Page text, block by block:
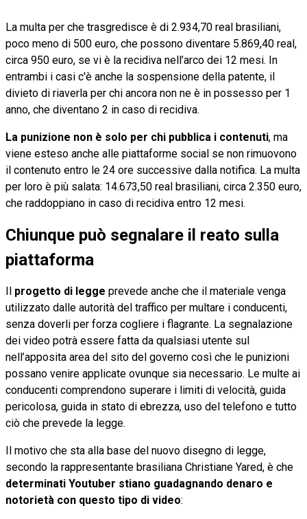
La multa per che trasgredisce è di 2.934,70 real brasiliani,
poco meno di 500 euro, che possono diventare 5.869,40 real,
circa 950 euro, se vi è la recidiva nell’arco dei 12 mesi. In
entrambi i casi c'è anche la sospensione della patente, il
divieto di riaverla per chi ancora non ne è in possesso per 1
anno, che diventano 2 in caso di recidiva.
La punizione non è solo per chi pubblica i contenuti, ma
viene esteso anche alle piattaforme social se non rimuovono
il contenuto entro le 24 ore successive dalla notifica. La multa
per loro è più salata: 14.673,50 real brasiliani, circa 2.350 euro,
che raddoppiano in caso di recidiva entro 12 mesi.
Chiunque può segnalare il reato sulla
piattaforma
Il progetto di legge prevede anche che il materiale venga
utilizzato dalle autorità del traffico per multare i conducenti,
senza doverli per forza cogliere i flagrante. La segnalazione
dei video potrà essere fatta da qualsiasi utente sul
nell’apposita area del sito del governo così che le punizioni
possano venire applicate ovunque sia necessario. Le multe ai
conducenti comprendono superare i limiti di velocità, guida
pericolosa, guida in stato di ebrezza, uso del telefono e tutto
ciò che prevede la legge.
Il motivo che sta alla base del nuovo disegno di legge,
secondo la rappresentante brasiliana Christiane Yared, è che
determinati Youtuber stiano guadagnando denaro e
notorietà con questo tipo di video: